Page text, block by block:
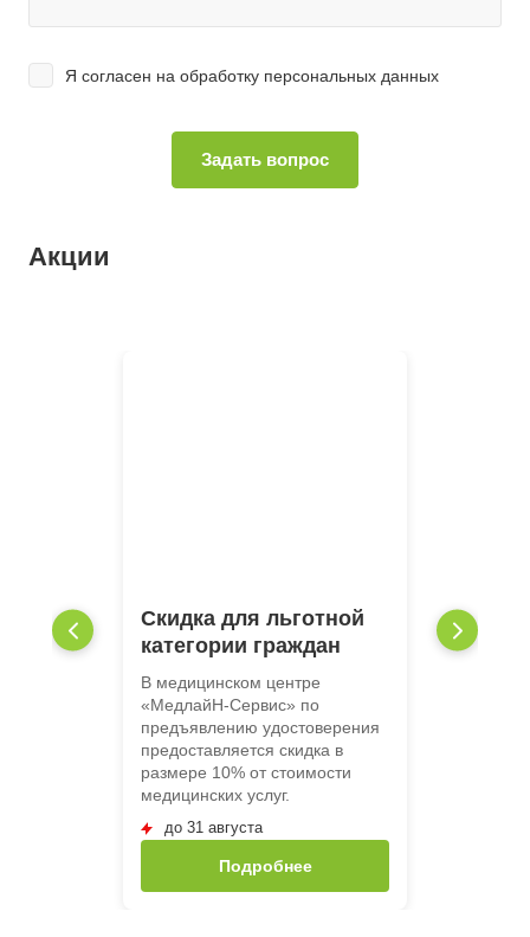
Я согласен на обработку персональных данных
Акции
Скидка для льготной
категории граждан
В медицинском центре
«МедлайН-Сервис» по
предъявлению удостоверения
предоставляется скидка в
размере 10% от стоимости
медицинских услуг.
до 31 августа
Подробнее